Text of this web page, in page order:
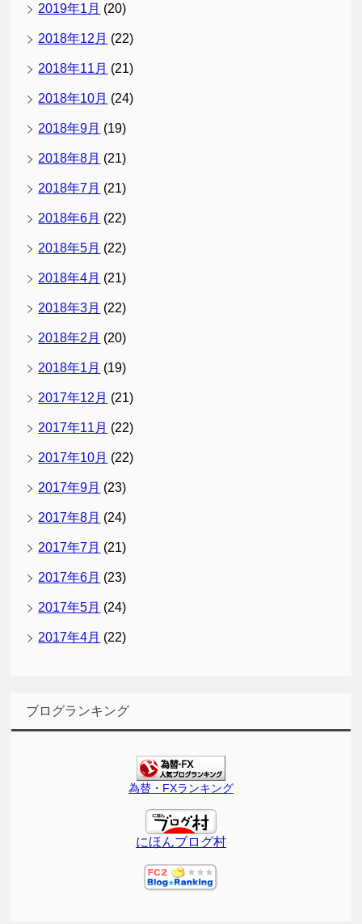
2019年1月 (20)
2018年12月 (22)
2018年11月 (21)
2018年10月 (24)
2018年9月 (19)
2018年8月 (21)
2018年7月 (21)
2018年6月 (22)
2018年5月 (22)
2018年4月 (21)
2018年3月 (22)
2018年2月 (20)
2018年1月 (19)
2017年12月 (21)
2017年11月 (22)
2017年10月 (22)
2017年9月 (23)
2017年8月 (24)
2017年7月 (21)
2017年6月 (23)
2017年5月 (24)
2017年4月 (22)
ブログランキング
為替・FXランキング
にほんブログ村